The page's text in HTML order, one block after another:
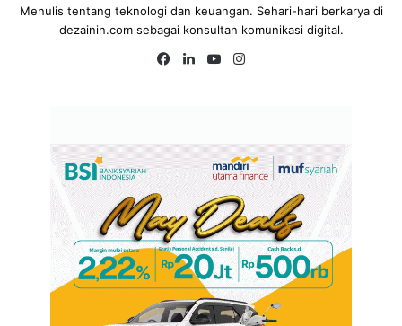
Menulis tentang teknologi dan keuangan. Sehari-hari berkarya di
dezainin.com sebagai konsultan komunikasi digital.
Fa
Lin
Yo